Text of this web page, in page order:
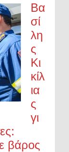
Βα
σί
λη
ς
Κι
κίλ
ια
ς
γι
βάρος